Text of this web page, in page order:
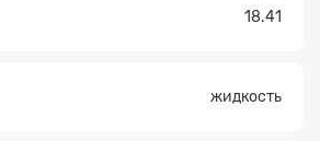
18.41
жидкость